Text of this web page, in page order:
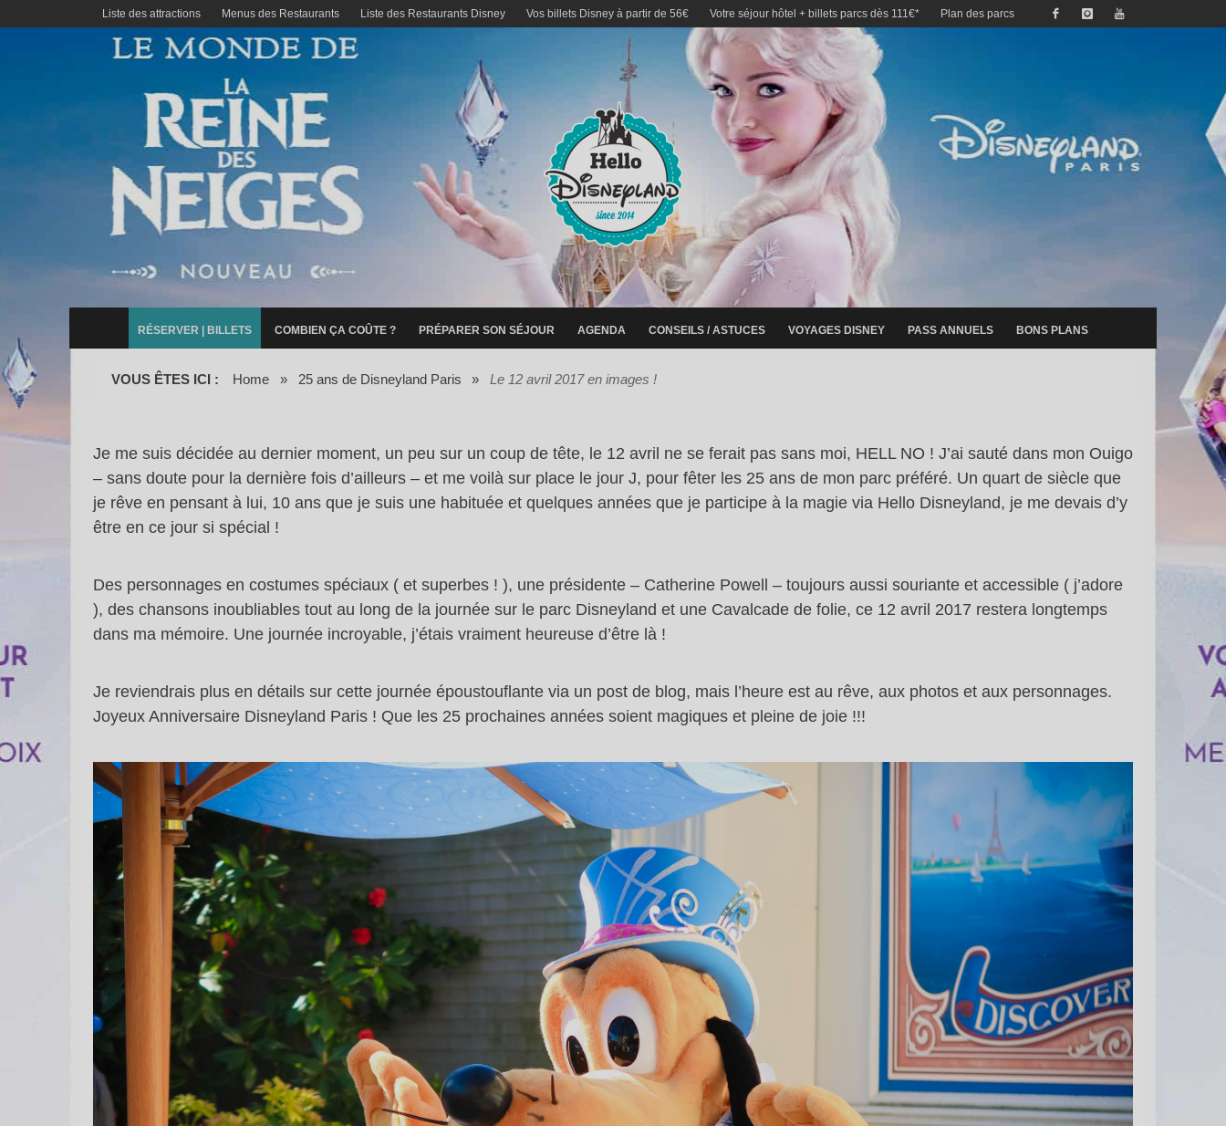
Liste des attractions Menus des Restaurants Liste des Restaurants Disney Vos billets Disney à partir de 56€ Votre séjour hôtel + billets parcs dès 111€* Plan des parcs
RÉSERVER | BILLETS COMBIEN ÇA COÛTE ? PRÉPARER SON SÉJOUR AGENDA CONSEILS / ASTUCES VOYAGES DISNEY PASS ANNUELS BONS PLANS
VOUS ÊTES ICI : Home » 25 ans de Disneyland Paris » Le 12 avril 2017 en images !
Je me suis décidée au dernier moment, un peu sur un coup de tête, le 12 avril ne se ferait pas sans moi, HELL NO ! J’ai sauté dans mon Ouigo
– sans doute pour la dernière fois d’ailleurs – et me voilà sur place le jour J, pour fêter les 25 ans de mon parc préféré. Un quart de siècle que
je rêve en pensant à lui, 10 ans que je suis une habituée et quelques années que je participe à la magie via Hello Disneyland, je me devais d’y
être en ce jour si spécial !
Des personnages en costumes spéciaux ( et superbes ! ), une présidente – Catherine Powell – toujours aussi souriante et accessible ( j’adore
), des chansons inoubliables tout au long de la journée sur le parc Disneyland et une Cavalcade de folie, ce 12 avril 2017 restera longtemps
dans ma mémoire. Une journée incroyable, j’étais vraiment heureuse d’être là !
Je reviendrais plus en détails sur cette journée époustouflante via un post de blog, mais l’heure est au rêve, aux photos et aux personnages.
Joyeux Anniversaire Disneyland Paris ! Que les 25 prochaines années soient magiques et pleine de joie !!!